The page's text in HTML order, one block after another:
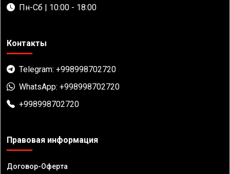
Пн-Сб | 10:00 - 18:00
Контакты
Telegram: +998998702720
WhatsApp: +998998702720
+998998702720
Правовая информация
Договор-Оферта